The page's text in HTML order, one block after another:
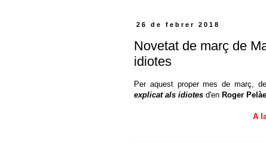
26 de febrer 2018
Novetat de març de
idiotes
Per aquest proper mes de març,
explicat als idiotes d'en Roger
A